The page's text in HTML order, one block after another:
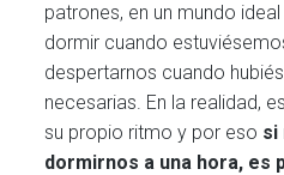
patrones, en un mundo
dormir cuando
despertarnos cuando
necesarias. En la realidad,
su propio ritmo y por eso si
dormirnos a una hora, es